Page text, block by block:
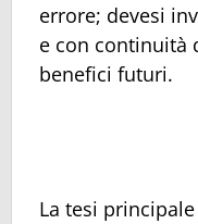
errore; devesi
e con continuità
benefici futuri.
La tesi